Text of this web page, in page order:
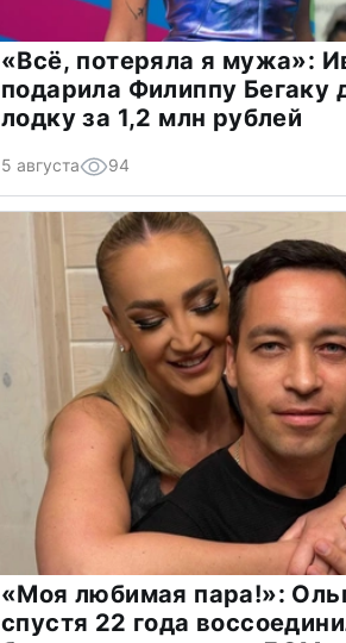
«Всё, потеряла я мужа»:
подарила Филиппу Бегаку
лодку за 1,2 млн рублей
5 августа 94
«Моя любимая пара!»:
спустя 22 года